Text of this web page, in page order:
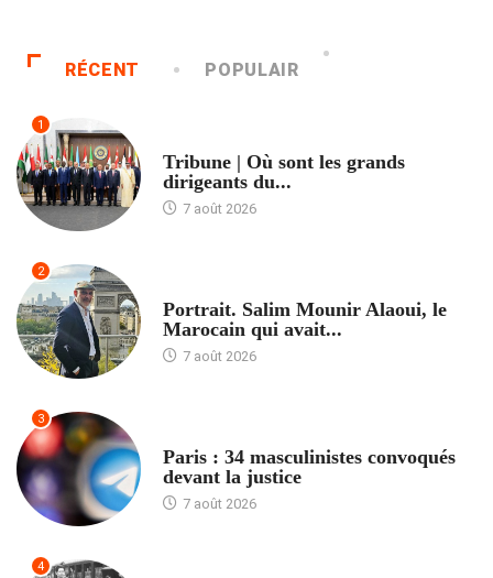
RÉCENT POPULAIR
1
Tribune | Où sont les grands
dirigeants du...
7 août 2026
2
Portrait. Salim Mounir Alaoui, le
Marocain qui avait...
7 août 2026
3
Paris : 34 masculinistes convoqués
devant la justice
7 août 2026
4